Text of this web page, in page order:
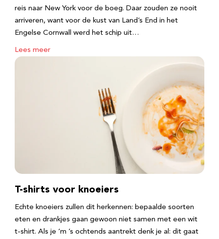
reis naar New York voor de boeg. Daar zouden ze nooit
arriveren, want voor de kust van Land’s End in het
Engelse Cornwall werd het schip uit…
Lees meer
T-shirts voor knoeiers
Echte knoeiers zullen dit herkennen: bepaalde soorten
eten en drankjes gaan gewoon niet samen met een wit
t-shirt. Als je ‘m ’s ochtends aantrekt denk je al: dit gaat